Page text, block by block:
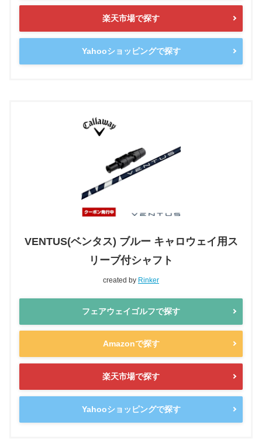
楽天市場で探す
Yahooショッピングで探す
VENTUS(ベンタス) ブルー キャロウェイ用ス
リーブ付シャフト
created by Rinker
フェアウェイゴルフで探す
Amazonで探す
楽天市場で探す
Yahooショッピングで探す